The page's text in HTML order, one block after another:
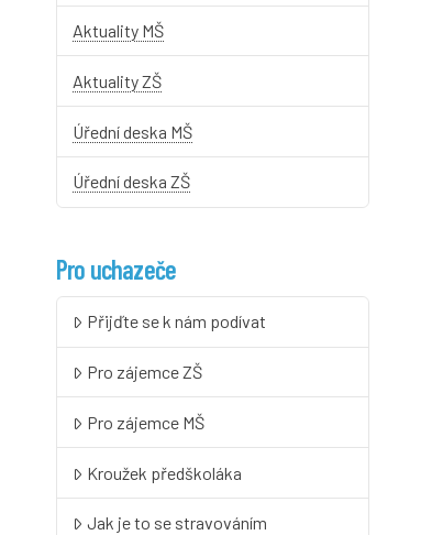
Aktuality MŠ
Aktuality ZŠ
Úřední deska MŠ
Úřední deska ZŠ
Pro uchazeče
Přijďte se k nám podívat
Pro zájemce ZŠ
Pro zájemce MŠ
Kroužek předškoláka
Jak je to se stravováním